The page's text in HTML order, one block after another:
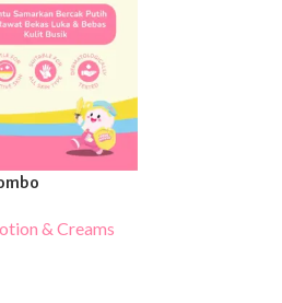
& Creams